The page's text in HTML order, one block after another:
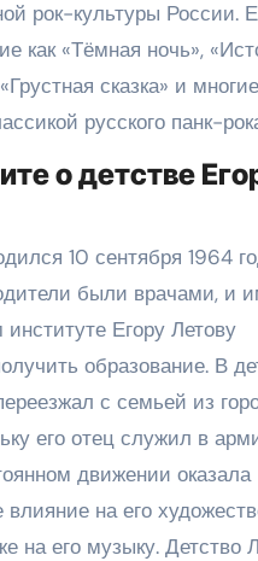
рок-культуры России.
как «Тёмная ночь»,
сказка» и
русского панк-
о детстве
10 сентября 1964
были врачами, и
Егору Летову
образование. В
с семьей из
его отец служил в
движении оказала
влияние на его
на его музыку. Детство